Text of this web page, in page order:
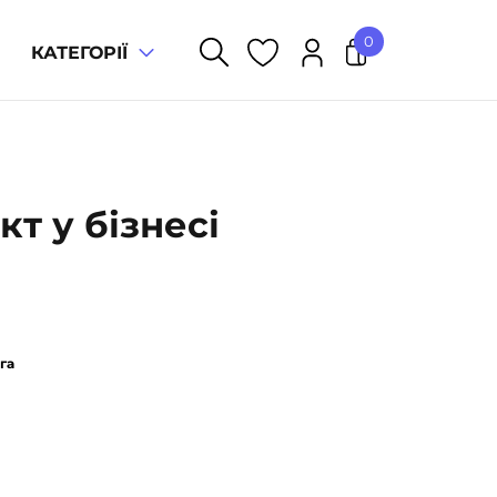
КАТЕГОРІЇ
0
У кошику немає товарів.
у бізнесі